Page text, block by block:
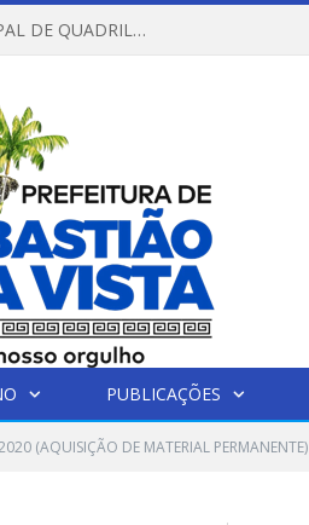
REGULAMENTO DO X CONCURSO INTERMUNICIPAL DE QUADRILHAS JUNINAS – 2026 – ARRAIÁ DA VENEZA
PUBLICAÇÕES
(AQUISIÇÃO DE MATERIAL PERMANENTE)